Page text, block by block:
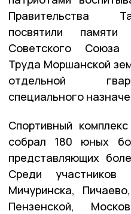
Правительства
посвятили
Советского Союза
Труда Моршанской
отдельной
специального
Спортивный
собрал 180 юных
представляющих
Среди
Мичуринска,
Пензенской,